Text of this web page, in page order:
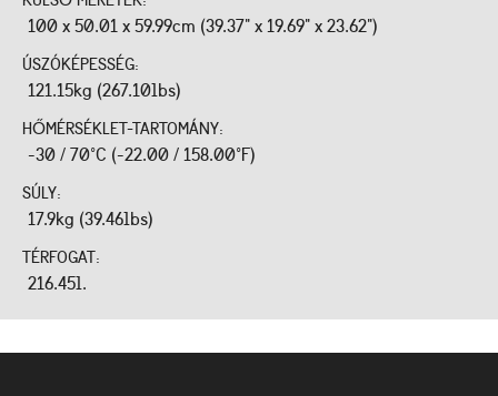
100 x 50.01 x 59.99cm (39.37" x 19.69" x 23.62")
ÚSZÓKÉPESSÉG:
121.15kg (267.10lbs)
HŐMÉRSÉKLET-TARTOMÁNY:
-30 / 70°C (-22.00 / 158.00°F)
SÚLY:
17.9kg (39.46lbs)
TÉRFOGAT:
216.45l.